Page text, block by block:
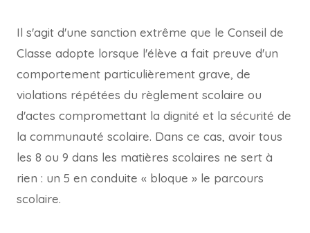
Il s'agit d'une sanction extrême que le Conseil de
Classe adopte lorsque l'élève a fait preuve d'un
comportement particulièrement grave, de
violations répétées du règlement scolaire ou
d'actes compromettant la dignité et la sécurité de
la communauté scolaire. Dans ce cas, avoir tous
les 8 ou 9 dans les matières scolaires ne sert à
rien : un 5 en conduite « bloque » le parcours
scolaire.